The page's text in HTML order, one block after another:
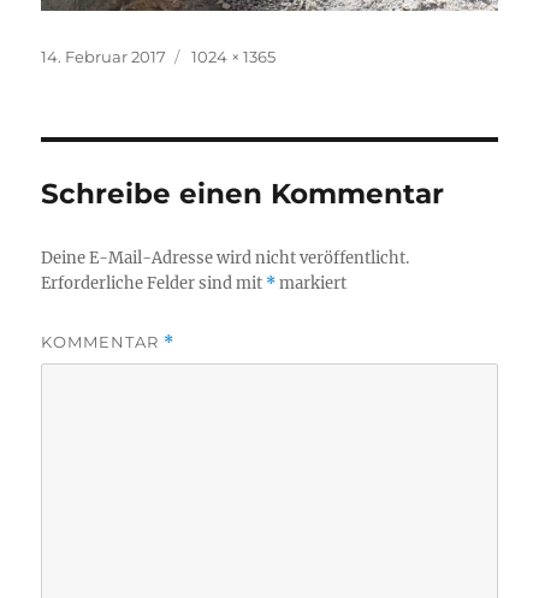
Veröffentlicht
14. Februar 2017 Originalgröße
1024 × 1365
Schreibe einen Kommentar
Deine E-Mail-Adresse wird nicht veröffentlicht.
Erforderliche Felder sind mit *markiert
KOMMENTAR *